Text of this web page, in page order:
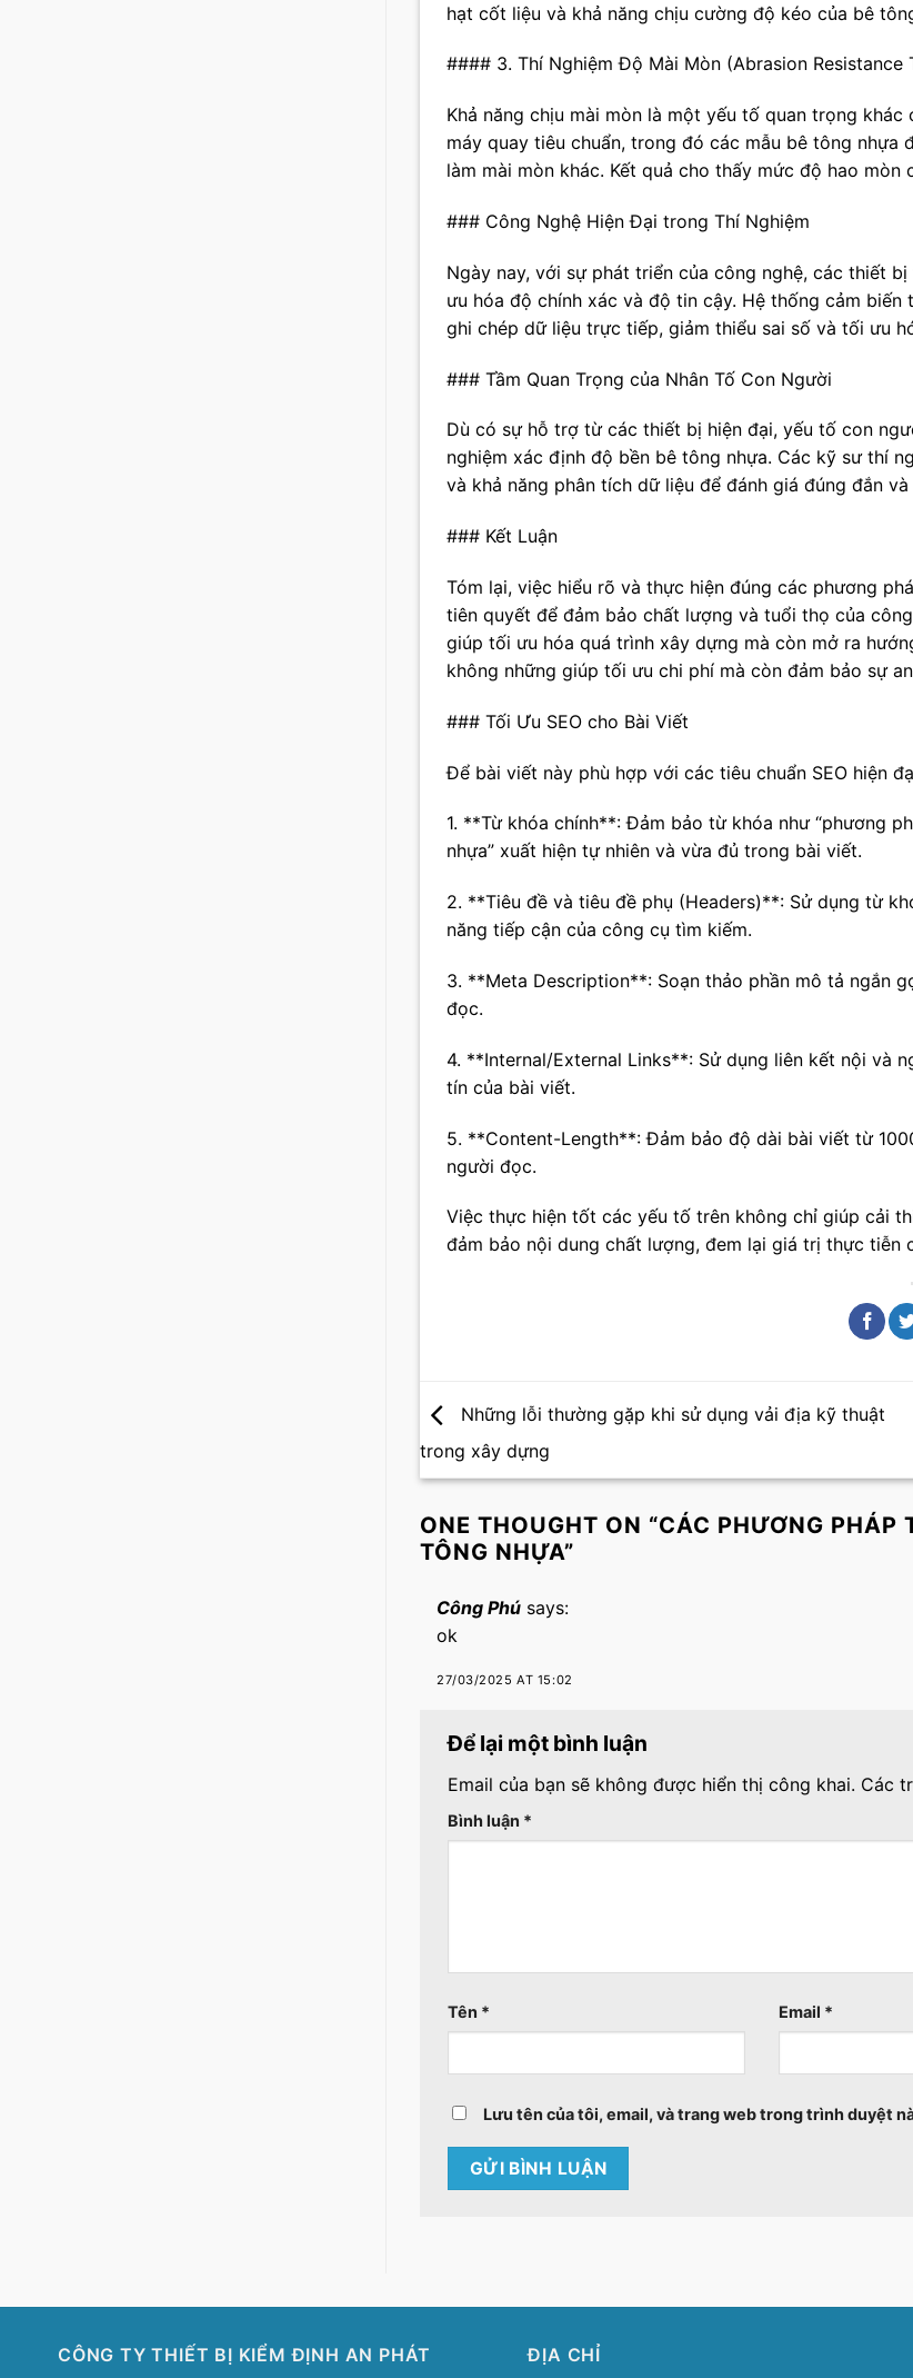
hạt cốt liệu và khả năng chịu cường độ kéo của bê
#### 3. Thí Nghiệm Độ Mài Mòn (Abrasion Resistance
Khả năng chịu mài mòn là một yếu tố quan trọng
máy quay tiêu chuẩn, trong đó các mẫu bê tông
làm mài mòn khác. Kết quả cho thấy mức độ hao
### Công Nghệ Hiện Đại trong Thí Nghiệm
Ngày nay, với sự phát triển của công nghệ, các thiết
ưu hóa độ chính xác và độ tin cậy. Hệ thống cảm
ghi chép dữ liệu trực tiếp, giảm thiểu sai số và tối ưu
### Tầm Quan Trọng của Nhân Tố Con Người
Dù có sự hỗ trợ từ các thiết bị hiện đại, yếu tố con
nghiệm xác định độ bền bê tông nhựa. Các kỹ sư thí
và khả năng phân tích dữ liệu để đánh giá đúng đắn
### Kết Luận
Tóm lại, việc hiểu rõ và thực hiện đúng các phương
tiên quyết để đảm bảo chất lượng và tuổi thọ của
giúp tối ưu hóa quá trình xây dựng mà còn mở ra
không những giúp tối ưu chi phí mà còn đảm bảo sự
### Tối Ưu SEO cho Bài Viết
Để bài viết này phù hợp với các tiêu chuẩn SEO hiện
1. **Từ khóa chính**: Đảm bảo từ khóa như “phương
nhựa” xuất hiện tự nhiên và vừa đủ trong bài viết.
2. **Tiêu đề và tiêu đề phụ (Headers)**: Sử dụng từ
năng tiếp cận của công cụ tìm kiếm.
3. **Meta Description**: Soạn thảo phần mô tả ngắn
đọc.
4. **Internal/External Links**: Sử dụng liên kết nội và
tín của bài viết.
5. **Content-Length**: Đảm bảo độ dài bài viết từ
người đọc.
Việc thực hiện tốt các yếu tố trên không chỉ giúp cải
đảm bảo nội dung chất lượng, đem lại giá trị thực tiễn
Những lỗi thường gặp khi sử dụng vải địa kỹ thuật
trong xây dựng
ONE THOUGHT ON “CÁC PHƯƠNG PHÁP
TÔNG NHỰA”
Công Phú says:
ok
27/03/2025 AT 15:02
Để lại một bình luận
Email của bạn sẽ không được hiển thị công khai. Các
Bình luận *
Tên * Email *
Lưu tên của tôi, email, và trang web trong trình duyệt
CÔNG TY THIẾT BỊ KIỂM ĐỊNH AN PHÁT ĐỊA CHỈ